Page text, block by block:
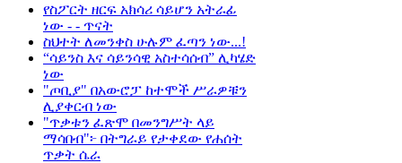
የስፖርት ዘርፍ አክሳሪ ሳይሆን አትራፊ
ነው - - ጥናት
ስህተት ለመንቀስ ሁሉም ፈጣን ነው...!
“ሳይንስ እና ሳይንሳዊ አስተሳሰብ” ሊካሄድ
ነው
"ጦቢያ" በአውሮፓ ከተሞች ሥራዎቹን
ሊያቀርብ ነው
"ጥቃቱን ፈጽሞ በመንግሥት ላይ
ማሳበብ"፦ በትግራይ የታቀደው የሐሰት
ጥቃት ሴራ